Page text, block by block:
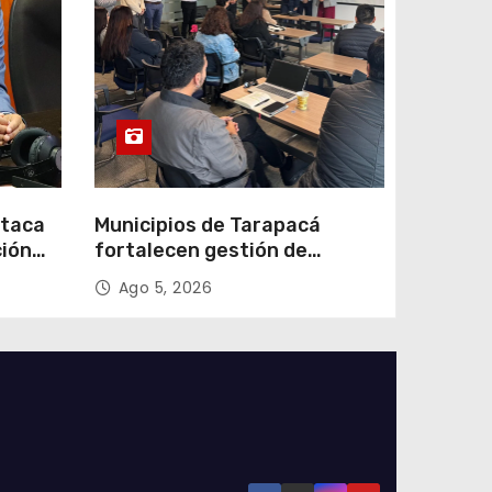
Municipios de Tarapacá
fortalecen gestión de
subsidios de agua potable en
jornada regional organizada
ANDESS
Ago 5, 2026